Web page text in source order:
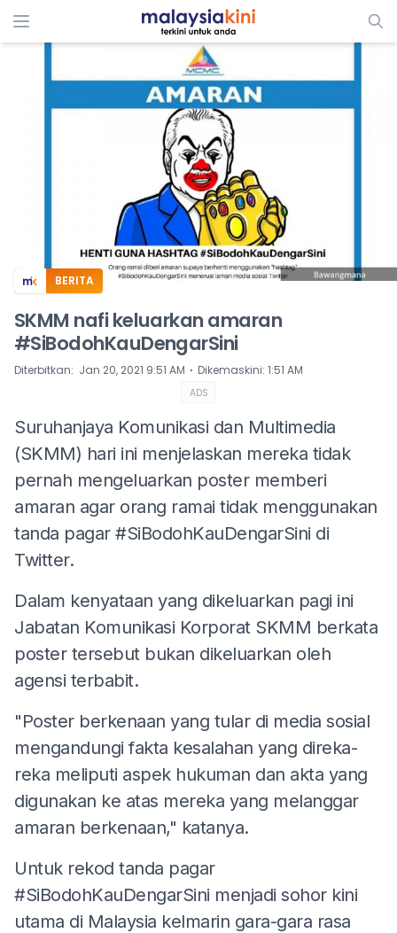
ADS
BERITA
SKMM nafi keluarkan amaran
#SiBodohKauDengarSini
Diterbitkan: Jan 20, 2021 9:51 AM ⋅ Dikemaskini: 1:51 AM
ADS
Suruhanjaya Komunikasi dan Multimedia
(SKMM) hari ini menjelaskan mereka tidak
pernah mengeluarkan poster memberi
amaran agar orang ramai tidak menggunakan
tanda pagar #SiBodohKauDengarSini di
Twitter.
Dalam kenyataan yang dikeluarkan pagi ini
Jabatan Komunikasi Korporat SKMM berkata
poster tersebut bukan dikeluarkan oleh
agensi terbabit.
"Poster berkenaan yang tular di media sosial
mengandungi fakta kesalahan yang direka-
reka meliputi aspek hukuman dan akta yang
digunakan ke atas mereka yang melanggar
amaran berkenaan," katanya.
Untuk rekod tanda pagar
#SiBodohKauDengarSini menjadi sohor kini
utama di Malaysia kelmarin gara-gara rasa